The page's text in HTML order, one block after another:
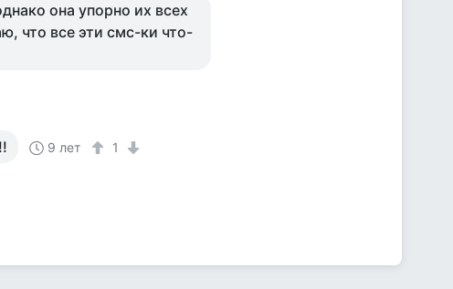
она упорно их всех
что все эти смс-ки что-
9 лет 1